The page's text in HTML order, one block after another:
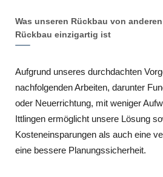
Was unseren Rückbau von
Rückbau einzigartig ist
Aufgrund unseres durchdachten
nachfolgenden Arbeiten, darunter
oder Neuerrichtung, mit weniger
Ittlingen ermöglicht unsere Lösung
Kosteneinsparungen als auch eine
eine bessere Planungssicherheit.